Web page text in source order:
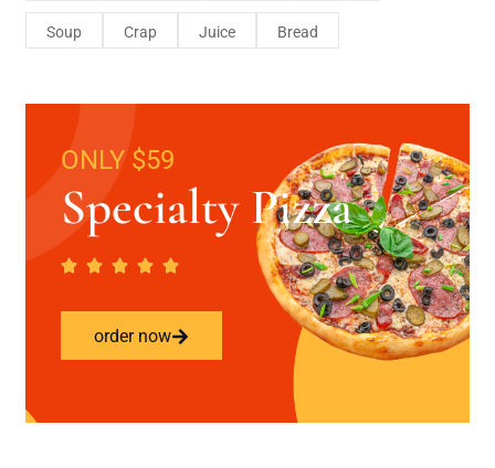
Soup Crap Juice Bread
ONLY $59
Specialty Pizza
order now